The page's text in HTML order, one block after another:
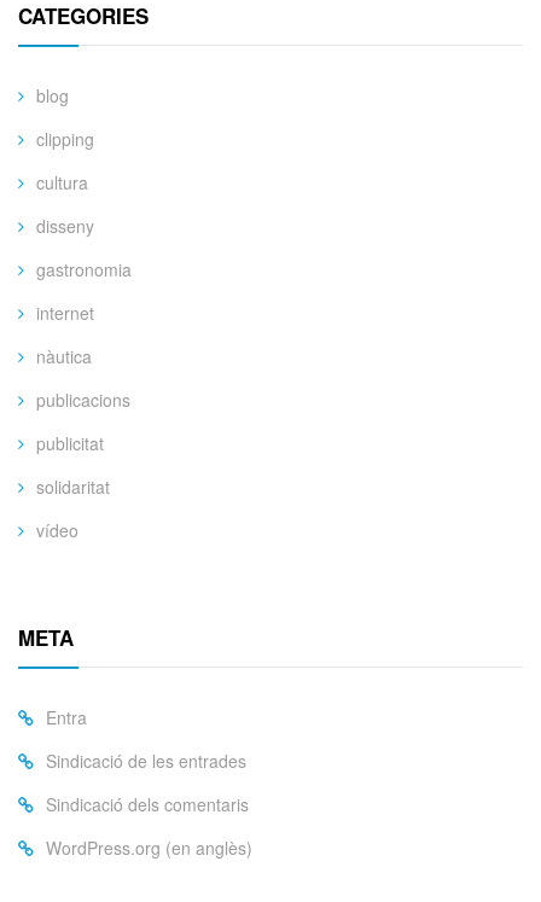
CATEGORIES
blog
clipping
cultura
disseny
gastronomia
internet
nàutica
publicacions
publicitat
solidaritat
vídeo
META
Entra
Sindicació de les entrades
Sindicació dels comentaris
WordPress.org (en anglès)